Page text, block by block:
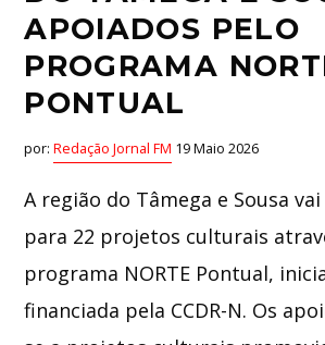
APOIADOS PELO
PROGRAMA
PONTUAL
por:Redação Jornal FM 19 Maio 2026
A região do Tâmega e Sousa
para 22 projetos culturais
programa NORTE Pontual,
financiada pela CCDR-N. Os